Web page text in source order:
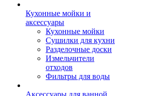
Кухонные мойки и
аксессуары
Кухонные мойки
Сушилки для кухни
Разделочные доски
Измельчители
отходов
Фильтры для воды
Аксессуары для ванной